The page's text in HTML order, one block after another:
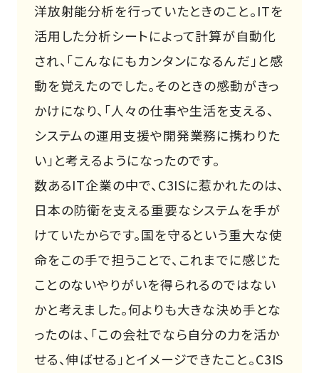
洋放射能分析を行っていたときのこと。ITを
活用した分析シートによって計算が自動化
され、「こんなにもカンタンになるんだ」と感
動を覚えたのでした。そのときの感動がきっ
かけになり、「人々の仕事や生活を支える、
システムの運用支援や開発業務に携わりた
い」と考えるようになったのです。
数あるIT企業の中で、C3ISに惹かれたのは、
日本の防衛を支える重要なシステムを手が
けていたからです。国を守るという重大な使
命をこの手で担うことで、これまでに感じた
ことのないやりがいを得られるのではない
かと考えました。何よりも大きな決め手とな
ったのは、「この会社でなら自分の力を活か
せる、伸ばせる」とイメージできたこと。C3IS